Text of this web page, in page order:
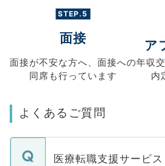
STEP.5
面接
面接が不安な方へ、 面接への
同席も行っています
ア
年収
内
よくあるご質問
医療転職支援サービス